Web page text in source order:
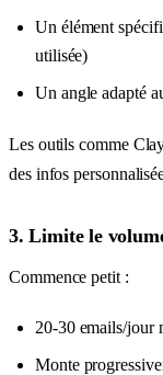
Un élément
utilisée)
Un angle adapté
Les outils comme
des infos
3. Limite le
Commence petit :
20-30 emails/jour
Monte